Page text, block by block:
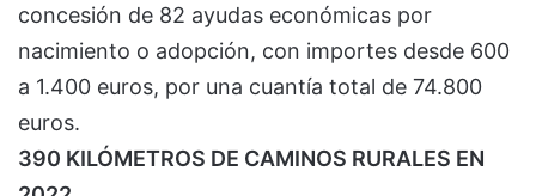
concesión de 82 ayudas económicas por
nacimiento o adopción, con importes desde 600
a 1.400 euros, por una cuantía total de 74.800
euros.
390 KILÓMETROS DE CAMINOS RURALES EN